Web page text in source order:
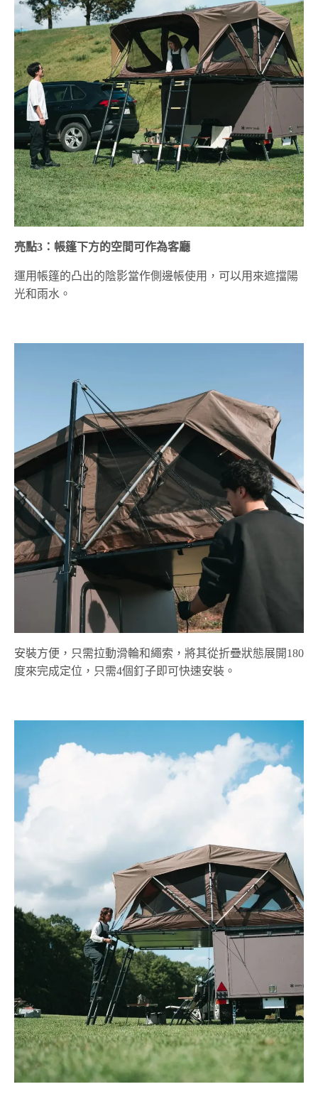
亮點3：帳篷下方的空間可作為客廳
運用帳篷的凸出的陰影當作側邊帳使用，可以用來遮擋陽
光和雨水。
安裝方便，只需拉動滑輪和繩索，將其從折疊狀態展開180
度來完成定位，只需4個釘子即可快速安裝。